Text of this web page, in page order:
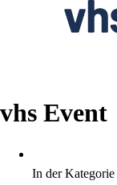
vhs Event
In der Kategorie